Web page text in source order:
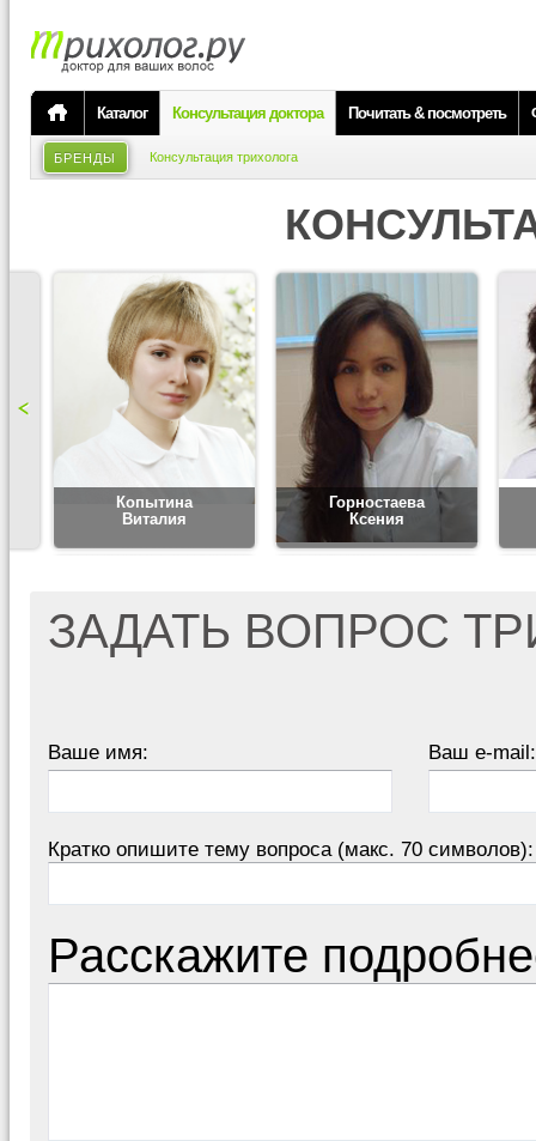
Каталог Консультация доктора Почитать & посмотреть
БРЕНДЫ Консультация трихолога
Копытина
Виталия
Горностаева
Ксения
ЗАДАТЬ ВОПРОС
Ваше имя: Ваш e-mail:
Кратко опишите тему вопроса (макс. 70 символов):
Расскажите